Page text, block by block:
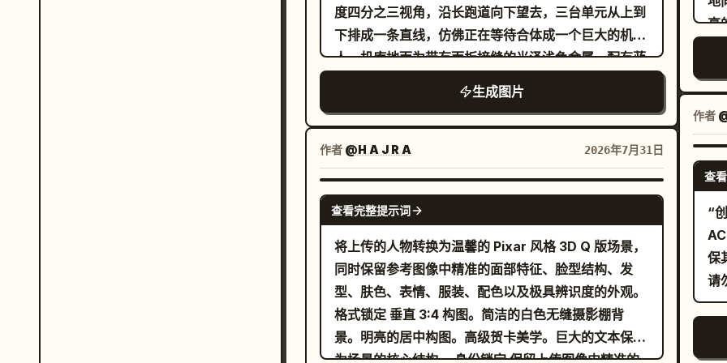
shy while a bird tilts its head, watching
curiously.” 图像：幼龙羞涩地抓着头，一只可爱的小
题：“5. (8–10s) The Sneeze”，副标题：“The
smoke tickles its nose. It builds up… and
prepares for the biggest sneeze ever!” 图像：幼
龙面部的极度特写，双眼圆睁，鼻孔周围有烟雾缭绕，
正准备打出一个史上最大的喷嚏。 Panel 6 标题：“6.
(10–12s) Magical Surprise”，副标题：“It sneezes!
Instead of fire, a HUGE burst of rainbow flames
explodes out!” 图像：幼龙喷出巨大闪耀彩虹火焰的
侧视图，色彩明亮饱和，火星四溅。 Panel 7 标题：
“7. (12–14s) Wonder”，副标题：“Animals stare in
amazement as the rainbow flames light up the
whole forest.” 图像：以幼龙为中心的广角镜头，周
度四分之三视角，沿长跑道向下望去，三台单元从上到
下排成一条直线，仿佛正在等待合体成一个巨大的机器
人。机库地面为带有面板接缝的光泽浅色金属，配有蓝
色发光引导条、嵌入式轨道以及左右两侧高大的机械支
撑塔。在每个单元周围添加电蓝色能量弧、发光的推进
器光环和全息光晕效果。 主体细节：包含 3 台独立的
机甲单元，每台单元下方或附近都有清晰的地面标签：
1) 顶部单元标记为“UNIT 03 SHADOW”，是一台流线
型的白、黑、蓝三色翼状隐形无人机机甲，带有八个锋
利的放射状机翼/鳍片组件和尖锐的机头；2) 中间单元
标记为“UNIT 02 BULLDOG”，是一台厚重的黑、灰、
白三色坦克式装甲机甲，带有履带、笨重的矩形肩部武
器、向外抬起的巨大铰接式机械臂以及中央炮管；3) 底
部单元标记为“UNIT 01 RAIJIN”，是最大的红、白、
黑及枪灰色喷气式机甲，带有双圆柱形引擎舱、棱角分
明的红色翼甲、长长的深色驾驶舱机头以及蓝色推进器
生成图片
作者 @H A J R A 2026年7月31日
GPT IMAGE 2
查看完整提示词
将上传的人物转换为温馨的 Pixar 风格 3D Q 版场景，
同时保留参考图像中精准的面部特征、脸型结构、发
型、肤色、表情、服装、配色以及极具辨识度的外观。
格式锁定 垂直 3:4 构图。简洁的白色无缝摄影棚背
景。明亮的居中构图。高级贺卡美学。巨大的文本保持
为场景的核心结构。 身份锁定 保留上传图像中精准的
网
亮
微
感
她
微
个
和
外
下
星
作者
查
“
保